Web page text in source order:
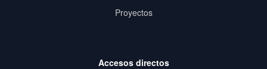
Proyectos
Accesos directos